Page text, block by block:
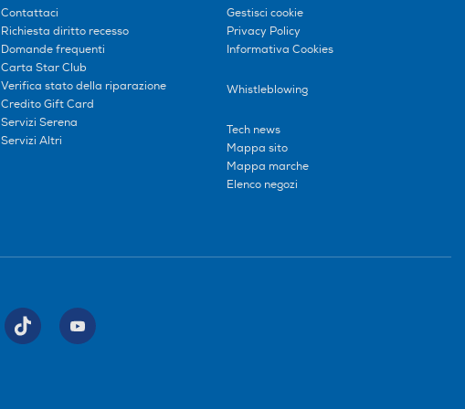
Contattaci
Richiesta diritto recesso
Domande frequenti
Carta Star Club
Verifica stato della riparazione
Credito Gift Card
Servizi Serena
Servizi Altri
Gestisci cookie
Privacy Policy
Informativa Cookies
Whistleblowing
Tech news
Mappa sito
Mappa marche
Elenco negozi